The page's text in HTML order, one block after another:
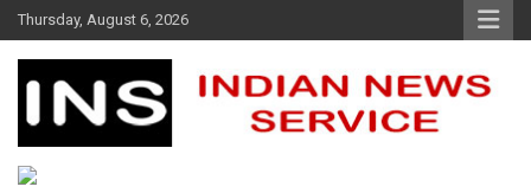
Skip
to
content
Thursday, August 6, 2026
Indian News Service